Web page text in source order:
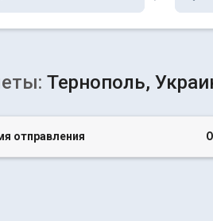
Тернополь,
отправления